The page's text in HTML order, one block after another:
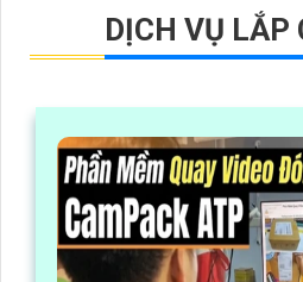
DỊCH VỤ LẮP